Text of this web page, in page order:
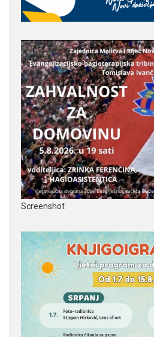
Screenshot